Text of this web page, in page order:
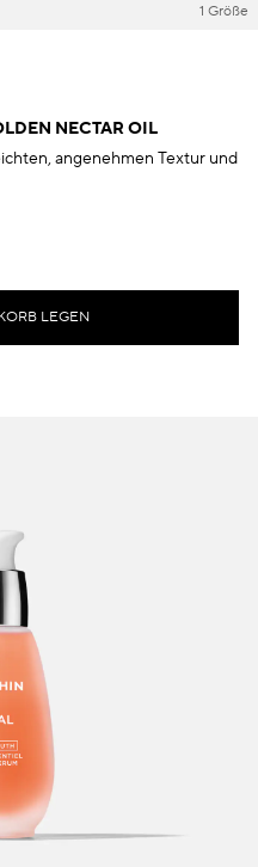
1 Größe
NECTAR OIL
angenehmen Textur und
LEGEN